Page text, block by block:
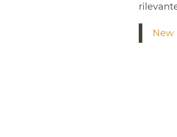
New